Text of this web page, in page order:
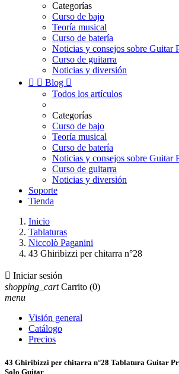
Categorías
Curso de bajo
Teoría musical
Curso de batería
Noticias y consejos sobre Guitar
Curso de guitarra
Noticias y diversión
  Blog 
Todos los artículos
Categorías
Curso de bajo
Teoría musical
Curso de batería
Noticias y consejos sobre Guitar
Curso de guitarra
Noticias y diversión
Soporte
Tienda
Inicio
Tablaturas
Niccolò Paganini
43 Ghiribizzi per chitarra n°28
 Iniciar sesión
shopping_cart Carrito (0)
menu
Visión general
Catálogo
Precios
43 Ghiribizzi per chitarra n°28 Tablatura Guitar
Solo Guitar